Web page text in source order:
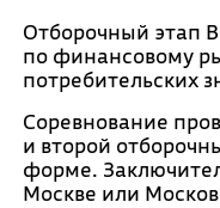
Отборочный этап
по финансовому
потребительских
Соревнование
и второй
форме.
Москве или